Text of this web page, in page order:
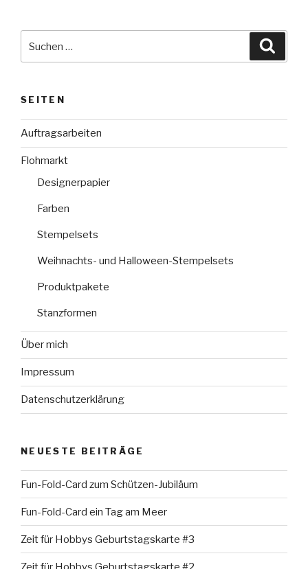
SEITEN
Auftragsarbeiten
Flohmarkt
Designerpapier
Farben
Stempelsets
Weihnachts- und Halloween-Stempelsets
Produktpakete
Stanzformen
Über mich
Impressum
Datenschutzerklärung
NEUESTE BEITRÄGE
Fun-Fold-Card zum Schützen-Jubiläum
Fun-Fold-Card ein Tag am Meer
Zeit für Hobbys Geburtstagskarte #3